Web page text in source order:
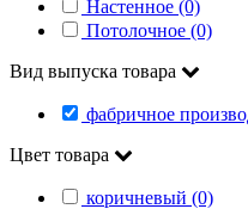
Настенное (0)
Потолочное (0)
Вид выпуска товара
фабричное
Цвет товара
коричневый (0)